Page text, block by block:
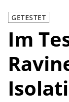
GETESTET
Im